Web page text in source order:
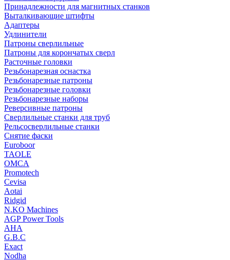
Принадлежности для магнитных станков
Выталкивающие штифты
Адаптеры
Удлинители
Патроны сверлильные
Патроны для корончатых сверл
Расточные головки
Резьбонарезная оснастка
Резьбонарезные патроны
Резьбонарезные головки
Резьбонарезные наборы
Реверсивные патроны
Сверлильные станки для труб
Рельсосверлильные станки
Снятие фаски
Euroboor
TAOLE
OMCA
Promotech
Cevisa
Aotai
Ridgid
N.KO Machines
AGP Power Tools
AHA
G.B.C
Exact
Nodha